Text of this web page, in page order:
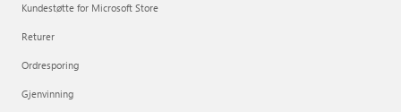
Kundestøtte for Microsoft Store
Returer
Ordresporing
Gjenvinning